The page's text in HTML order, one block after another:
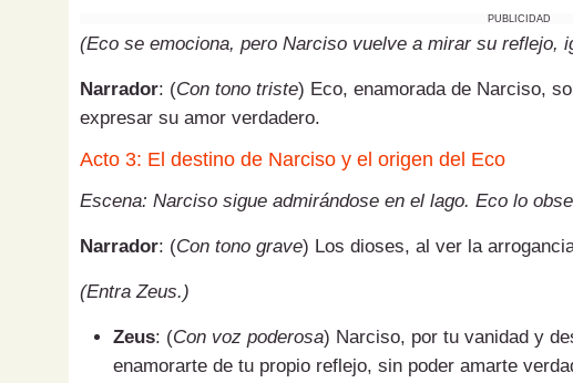
PUBLICIDAD
(Eco se emociona, pero Narciso vuelve a mirar su reflejo,
Narrador: (Con tono triste) Eco, enamorada de Narciso,
expresar su amor verdadero.
Acto 3: El destino de Narciso y el origen del Eco
Escena: Narciso sigue admirándose en el lago. Eco lo
Narrador: (Con tono grave) Los dioses, al ver la
(Entra Zeus.)
Zeus: (Con voz poderosa) Narciso, por tu vanidad y
enamorarte de tu propio reflejo, sin poder amarte